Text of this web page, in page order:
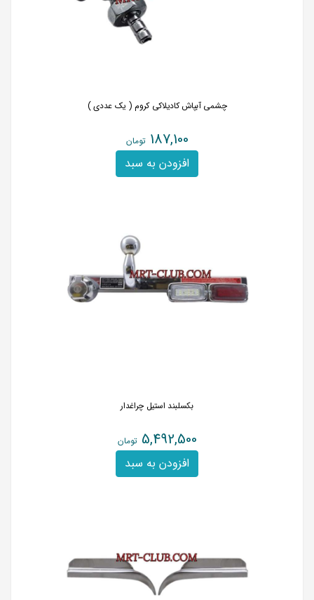
چشمی آبپاش کادیلاکی کروم ( یک عددی )
187,100 تومان
افزودن به سبد
بکسلبند استیل چراغدار
5,492,500 تومان
افزودن به سبد